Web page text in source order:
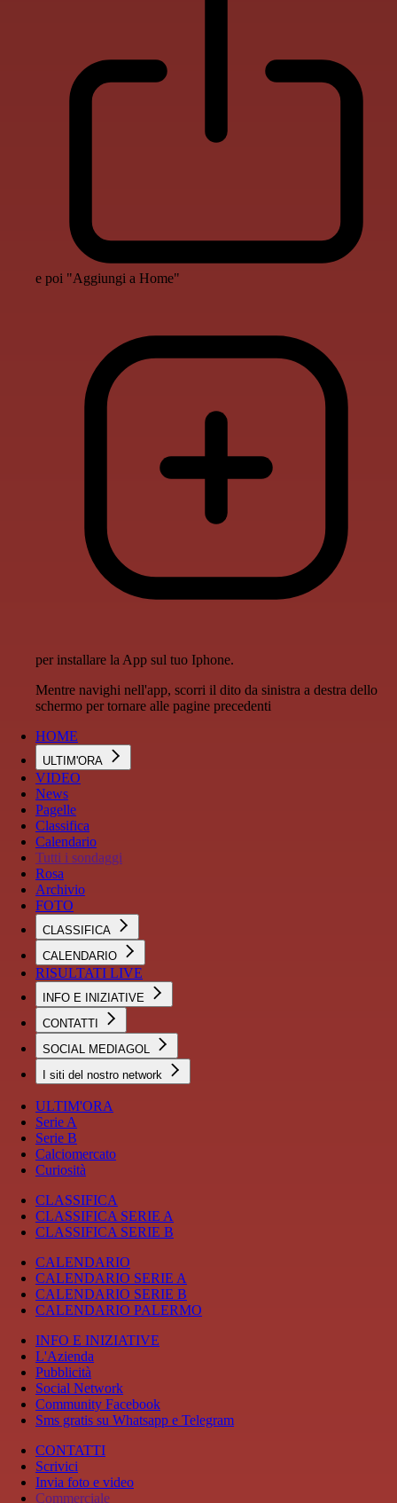
e poi "Aggiungi a Home"
per installare la App sul tuo Iphone.
Mentre navighi nell'app, scorri il dito da sinistra a destra dello
schermo per tornare alle pagine precedenti
HOME
ULTIM'ORA
VIDEO
News
Pagelle
Classifica
Calendario
Tutti i sondaggi
Rosa
Archivio
FOTO
CLASSIFICA
CALENDARIO
RISULTATI LIVE
INFO E INIZIATIVE
CONTATTI
SOCIAL MEDIAGOL
I siti del nostro network
ULTIM'ORA
Serie A
Serie B
Calciomercato
Curiosità
CLASSIFICA
CLASSIFICA SERIE A
CLASSIFICA SERIE B
CALENDARIO
CALENDARIO SERIE A
CALENDARIO SERIE B
CALENDARIO PALERMO
INFO E INIZIATIVE
L'Azienda
Pubblicità
Social Network
Community Facebook
Sms gratis su Whatsapp e Telegram
CONTATTI
Scrivici
Invia foto e video
Commerciale